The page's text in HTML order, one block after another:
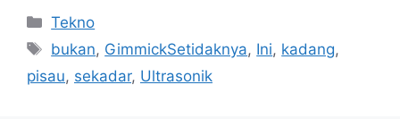
Kategori
Tekno
Tag
bukan, GimmickSetidaknya, Ini, kadang,
pisau, sekadar, Ultrasonik